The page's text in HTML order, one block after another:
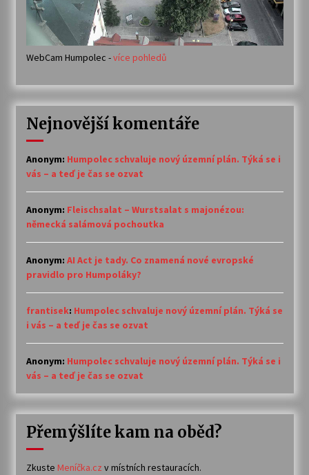
WebCam Humpolec -více pohledů
Nejnovější komentáře
Anonym: Humpolec schvaluje nový územní plán. Týká se i
vás – a teď je čas se ozvat
Anonym: Fleischsalat – Wurstsalat s majonézou:
německá salámová pochoutka
Anonym: AI Act je tady. Co znamená nové evropské
pravidlo pro Humpoláky?
frantisek: Humpolec schvaluje nový územní plán. Týká se
i vás – a teď je čas se ozvat
Anonym: Humpolec schvaluje nový územní plán. Týká se i
vás – a teď je čas se ozvat
Přemýšlíte kam na oběd?
Zkuste Meníčka.cz v místních restauracích.